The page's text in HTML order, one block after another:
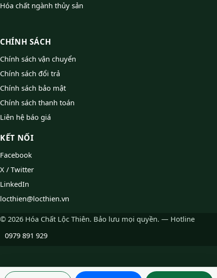
Hóa chất ngành thủy sản
CHÍNH SÁCH
Chính sách vận chuyển
Chính sách đổi trả
Chính sách bảo mật
Chính sách thanh toán
Liên hệ báo giá
KẾT NỐI
Facebook
X / Twitter
LinkedIn
locthien@locthien.vn
© 2026 Hóa Chất Lộc Thiên. Bảo lưu mọi quyền. — Hotline
0979 891 929